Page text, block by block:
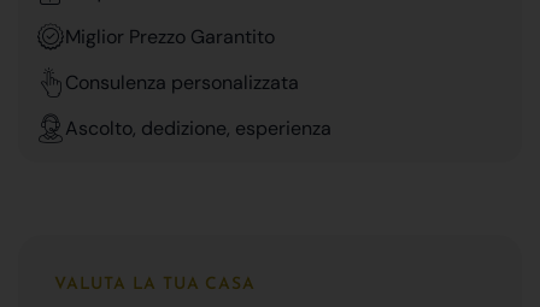
Miglior Prezzo Garantito
Consulenza personalizzata
Ascolto, dedizione, esperienza
VALUTA LA TUA CASA